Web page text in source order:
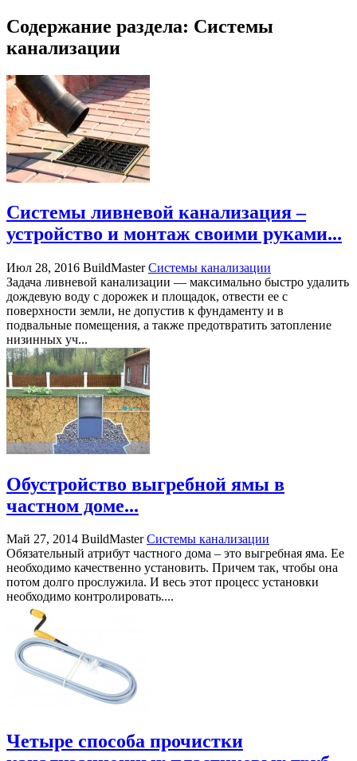
Содержание раздела: Системы
канализации
Системы ливневой канализация –
устройство и монтаж своими руками...
Июл 28, 2016 BuildMaster Системы канализации
Задача ливневой канализации — максимально быстро удалить
дождевую воду с дорожек и площадок, отвести ее с
поверхности земли, не допустив к фундаменту и в
подвальные помещения, а также предотвратить затопление
низинных уч...
Обустройство выгребной ямы в
частном доме...
Май 27, 2014 BuildMaster Системы канализации
Обязательный атрибут частного дома – это выгребная яма. Ее
необходимо качественно установить. Причем так, чтобы она
потом долго прослужила. И весь этот процесс установки
необходимо контролировать....
Четыре способа прочистки